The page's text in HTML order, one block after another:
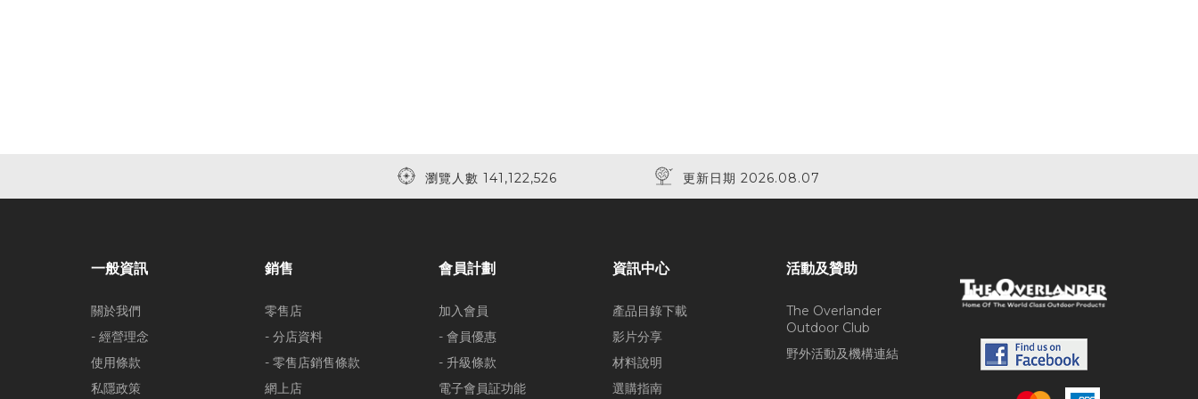
瀏覽人數 141,122,526 更新日期 2026.08.07
一般資訊
關於我們
- 經營理念
使用條款
私隱政策
銷售
零售店
- 分店資料
- 零售店銷售條款
網上店
會員計劃
加入會員
- 會員優惠
- 升級條款
電子會員証功能
資訊中心
產品目錄下載
影片分享
材料說明
選購指南
活動及贊助
The Overlander
Outdoor Club
野外活動及機構連結